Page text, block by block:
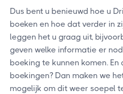
Dus bent u benieuwd hoe u
boeken en hoe dat verder in
leggen het u graag uit,
geven welke informatie er
boeking te kunnen komen. En
boekingen? Dan maken we
mogelijk om dit weer soepel